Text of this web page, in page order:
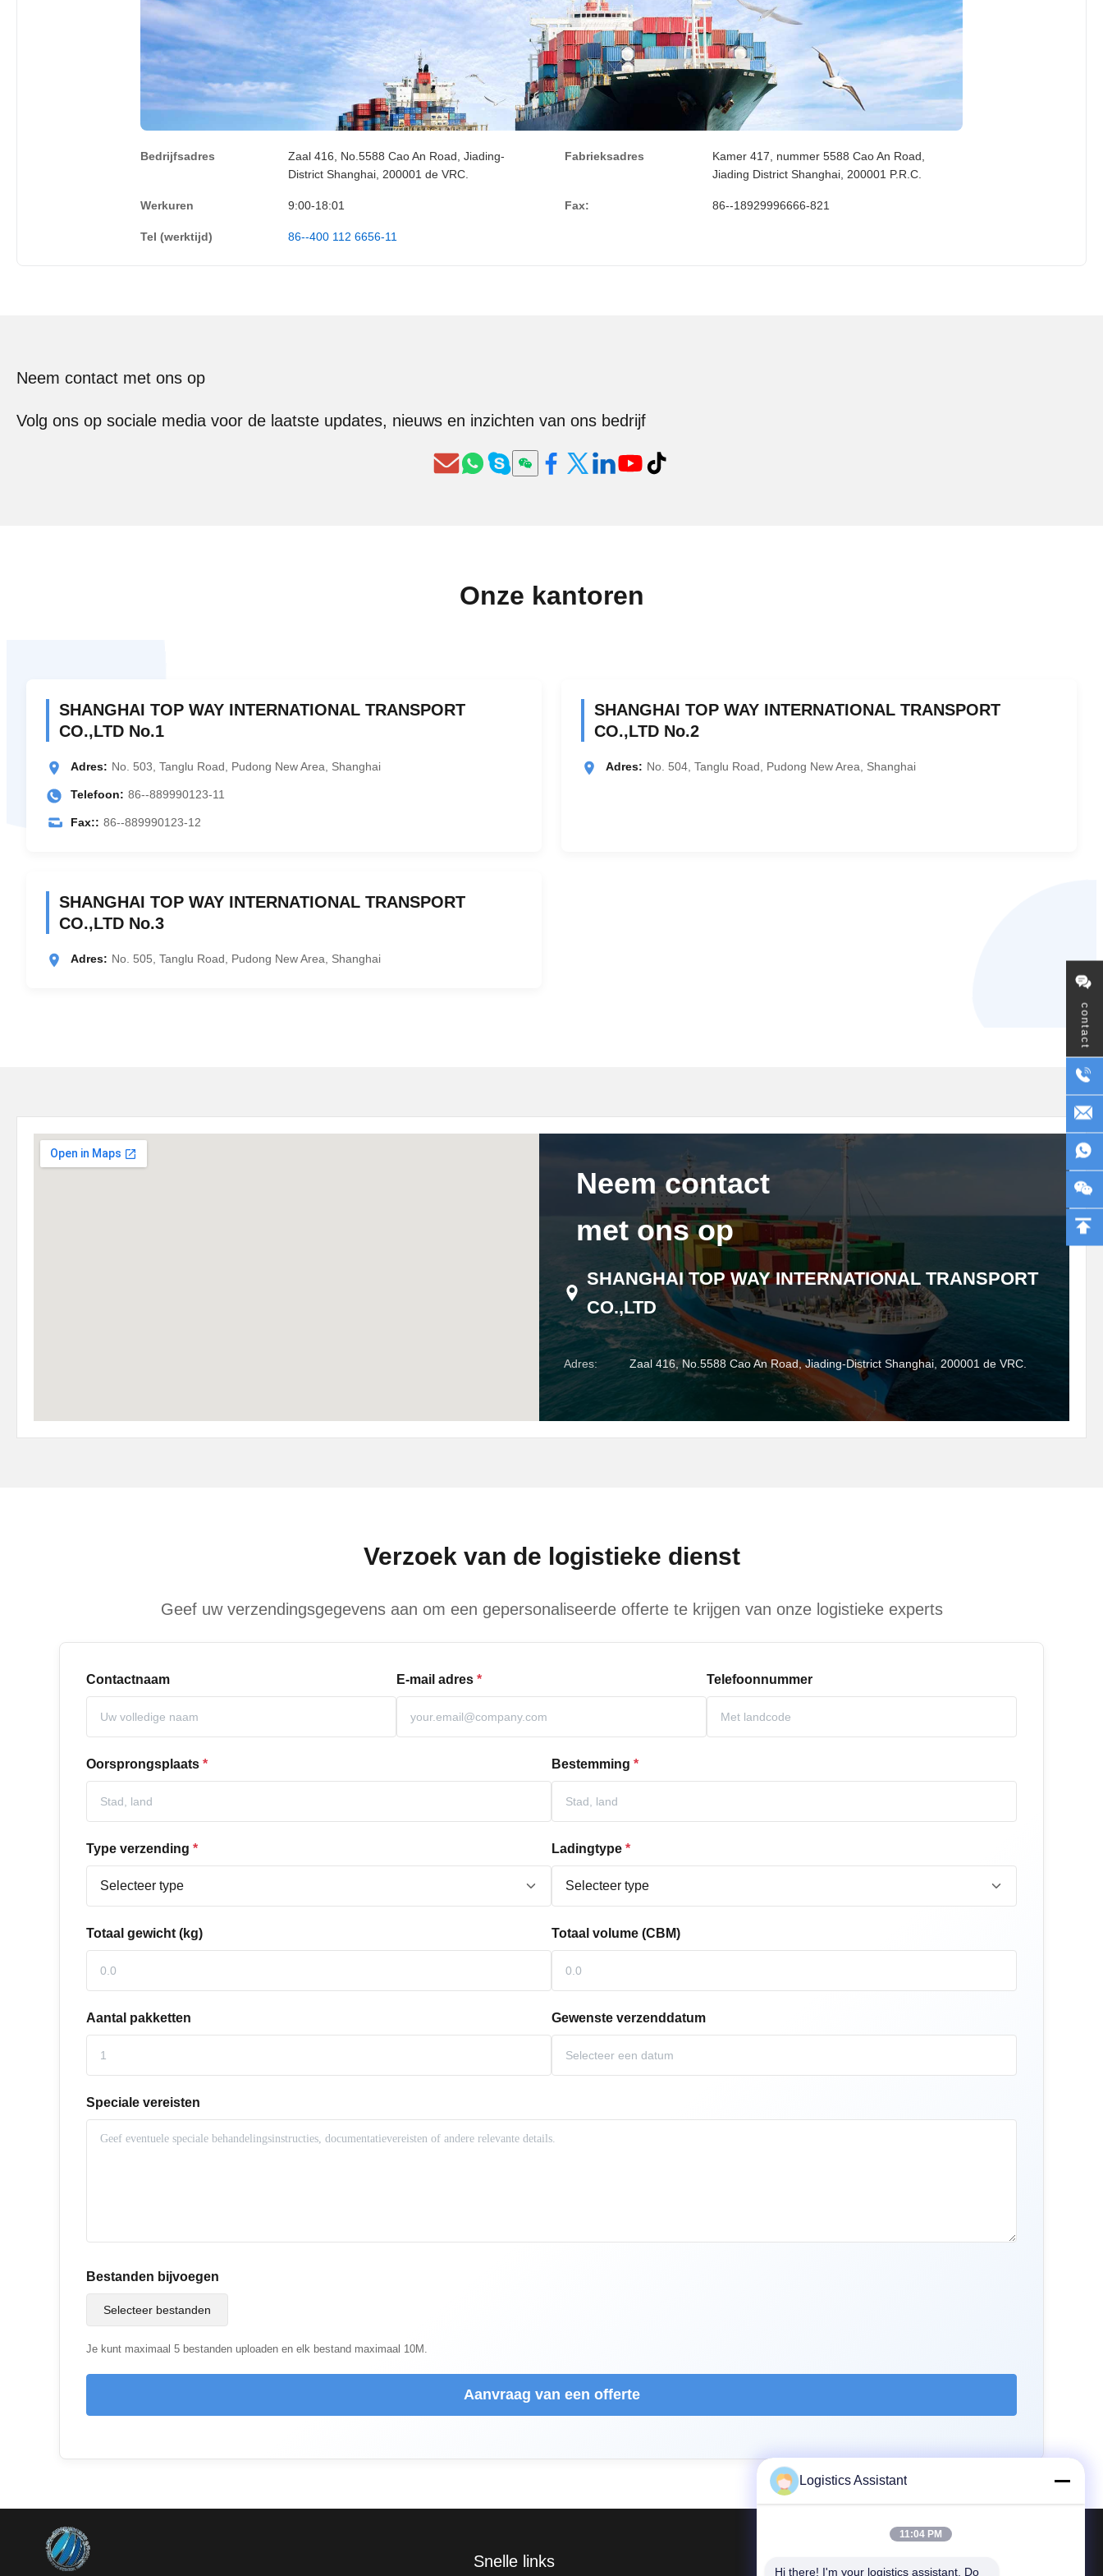
contact
Bedrijfsadres
Zaal 416, No.5588 Cao An Road, Jiading-
District Shanghai, 200001 de VRC.
Fabrieksadres
Kamer 417, nummer 5588 Cao An Road,
Jiading District Shanghai, 200001 P.R.C.
Werkuren 9:00-18:01 Fax: 86--18929996666-821
Tel (werktijd) 86--400 112 6656-11
Neem contact met ons op
Volg ons op sociale media voor de laatste updates, nieuws en inzichten van ons bedrijf
Onze kantoren
SHANGHAI TOP WAY INTERNATIONAL TRANSPORT
CO.,LTD No.1
Adres: No. 503, Tanglu Road, Pudong New Area, Shanghai
Telefoon: 86--889990123-11
Fax:: 86--889990123-12
SHANGHAI TOP WAY INTERNATIONAL TRANSPORT
CO.,LTD No.2
Adres: No. 504, Tanglu Road, Pudong New Area, Shanghai
SHANGHAI TOP WAY INTERNATIONAL TRANSPORT
CO.,LTD No.3
Adres: No. 505, Tanglu Road, Pudong New Area, Shanghai
Neem contact
met ons op
SHANGHAI TOP WAY INTERNATIONAL TRANSPORT
CO.,LTD
Adres: Zaal 416, No.5588 Cao An Road, Jiading-District Shanghai, 200001 de VRC.
Verzoek van de logistieke dienst
Geef uw verzendingsgegevens aan om een gepersonaliseerde offerte te krijgen van onze logistieke experts
Contactnaam E-mail adres * Telefoonnummer
Oorsprongsplaats * Bestemming *
Type verzending * Ladingtype *
Totaal gewicht (kg) Totaal volume (CBM)
Aantal pakketten Gewenste verzenddatum
Speciale vereisten
Bestanden bijvoegen
Selecteer bestanden
Je kunt maximaal 5 bestanden uploaden en elk bestand maximaal 10M.
Aanvraag van een offerte
Snelle links
Logistics Assistant
11:04 PM
Hi there! I'm your logistics assistant. Do